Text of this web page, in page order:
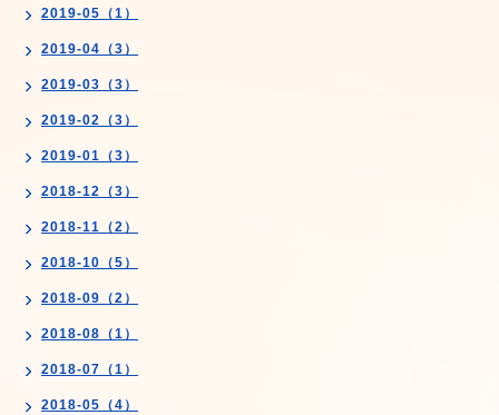
2019-05（1）
2019-04（3）
2019-03（3）
2019-02（3）
2019-01（3）
2018-12（3）
2018-11（2）
2018-10（5）
2018-09（2）
2018-08（1）
2018-07（1）
2018-05（4）